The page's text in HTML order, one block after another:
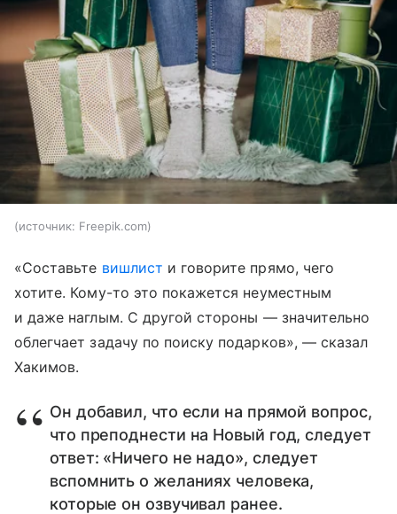
источник: Freepik.com
«Составьте вишлист и говорите прямо, чего
хотите. Кому-то это покажется неуместным
и даже наглым. С другой стороны — значительно
облегчает задачу по поиску подарков», — сказал
Хакимов.
Он добавил, что если на прямой вопрос,
что преподнести на Новый год, следует
ответ: «Ничего не надо», следует
вспомнить о желаниях человека,
которые он озвучивал ранее.